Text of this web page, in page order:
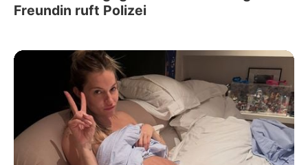
Freundin ruft Polizei